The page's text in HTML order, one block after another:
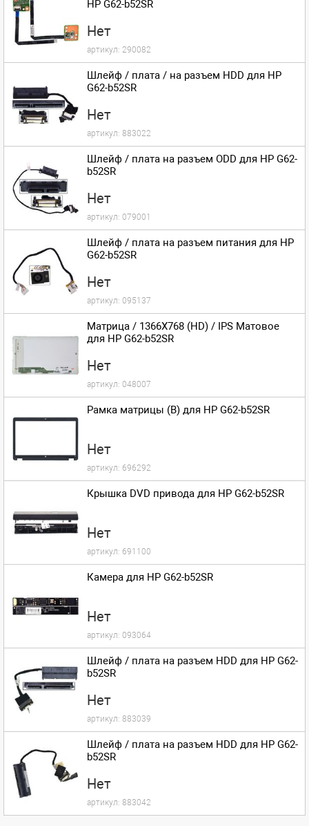
HP G62-b52SR
Нет
артикул: 290082
Шлейф / плата / на разъем HDD для HP
G62-b52SR
Нет
артикул: 883022
Шлейф / плата на разъем ODD для HP G62-
b52SR
Нет
артикул: 079001
Шлейф / плата на разъем питания для HP
G62-b52SR
Нет
артикул: 095137
Матрица / 1366X768 (HD) / IPS Матовое
для HP G62-b52SR
Нет
артикул: 048007
Рамка матрицы (B) для HP G62-b52SR
Нет
артикул: 696292
Крышка DVD привода для HP G62-b52SR
Нет
артикул: 691100
Камера для HP G62-b52SR
Нет
артикул: 093064
Шлейф / плата на разъем HDD для HP G62-
b52SR
Нет
артикул: 883039
Шлейф / плата на разъем HDD для HP G62-
b52SR
Нет
артикул: 883042